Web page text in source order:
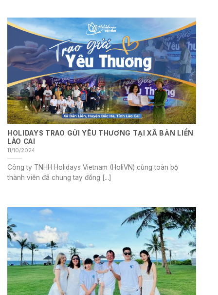
HOLIDAYS TRAO GỬI YÊU THƯƠNG TẠI XÃ BẢN LIỀN
LÀO CAI
11/10/2024
Công ty TNHH Holidays Vietnam (HoliVN) cùng toàn bộ
thành viên đã chung tay đồng [...]